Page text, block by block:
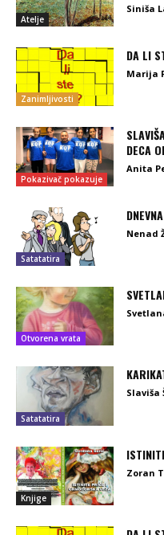
Atelje
Siniša
Zanimljivosti
DA LI
Marija
Pokazivač pokazuje
DECA
Anita
Satatatira
Nenad
Otvorena vrata
Satatatira
Slaviša
Knjige
Zoran